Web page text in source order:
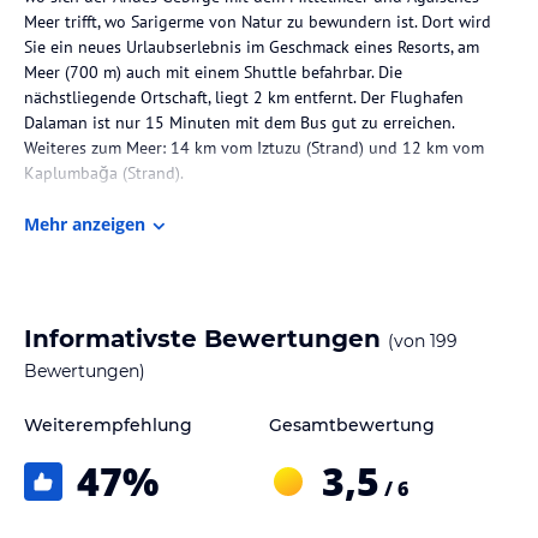
Meer trifft, wo Sarigerme von Natur zu bewundern ist. Dort wird
Sie ein neues Urlaubserlebnis im Geschmack eines Resorts, am
Meer (700 m) auch mit einem Shuttle befahrbar. Die
nächstliegende Ortschaft, liegt 2 km entfernt. Der Flughafen
Dalaman ist nur 15 Minuten mit dem Bus gut zu erreichen.
Weiteres zum Meer: 14 km vom Iztuzu (Strand) und 12 km vom
Kaplumbağa (Strand).
Zimmer / Unterbringung im Hotel
Dusche, WC, Haartrockner, Minikühlschrank (gefüllt mit Wasser,
Mineralwasser und Softdrinks am Tag der Ankunft) die Tage
danach auf Gästewunsch, kostenlose Nachfüllung, WLAN und Safe.
Zum Hotel zählt ein Fitnesscenter, Hamam, Dampfbad und eine
Sauna. Ein Wohlfühlprogramm mit Bodyanwendungen ist im
Mehr anzeigen
Informativste Bewertungen (von 199
Bewertungen)
Weiterempfehlung
47%
Gesamtbewertung
3,5 / 6